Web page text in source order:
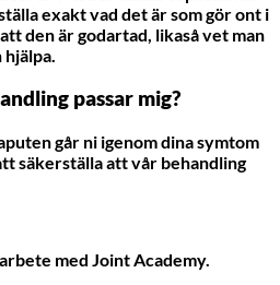
exakt vad det är som gör ont i
den är godartad, likaså vet man
hjälpa.
passar mig?
går ni igenom dina symtom
säkerställa att vår behandling
med Joint Academy.